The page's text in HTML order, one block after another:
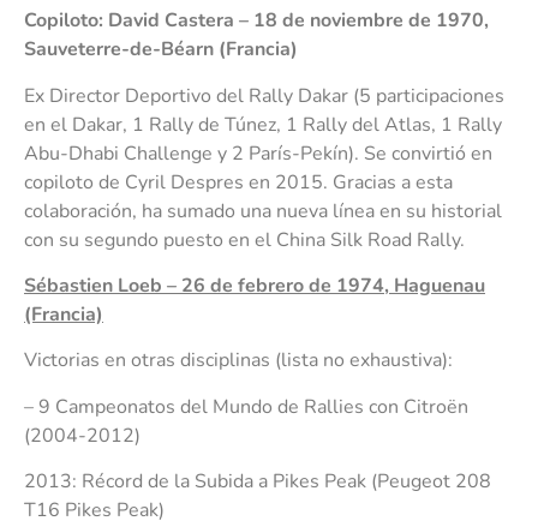
Copiloto: David Castera – 18 de noviembre de 1970,
Sauveterre-de-Béarn (Francia)
Ex Director Deportivo del Rally Dakar (5 participaciones
en el Dakar, 1 Rally de Túnez, 1 Rally del Atlas, 1 Rally
Abu-Dhabi Challenge y 2 París-Pekín). Se convirtió en
copiloto de Cyril Despres en 2015. Gracias a esta
colaboración, ha sumado una nueva línea en su historial
con su segundo puesto en el China Silk Road Rally.
Sébastien Loeb – 26 de febrero de 1974, Haguenau
(Francia)
Victorias en otras disciplinas (lista no exhaustiva):
– 9 Campeonatos del Mundo de Rallies con Citroën
(2004-2012)
2013: Récord de la Subida a Pikes Peak (Peugeot 208
T16 Pikes Peak)